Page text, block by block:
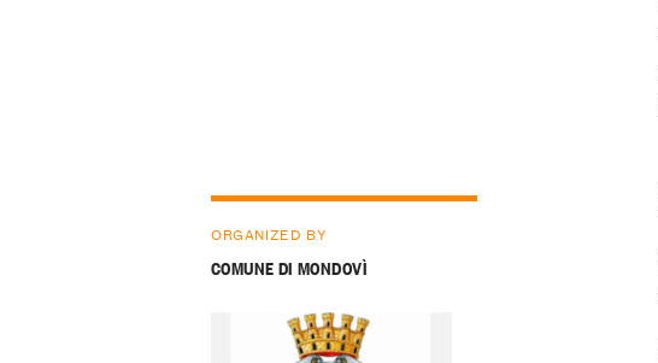
ORGANIZED BY
COMUNE DI MONDOVÌ